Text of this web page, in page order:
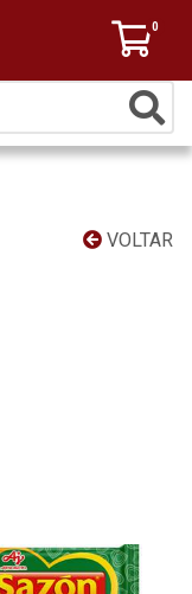
0
VOLTAR